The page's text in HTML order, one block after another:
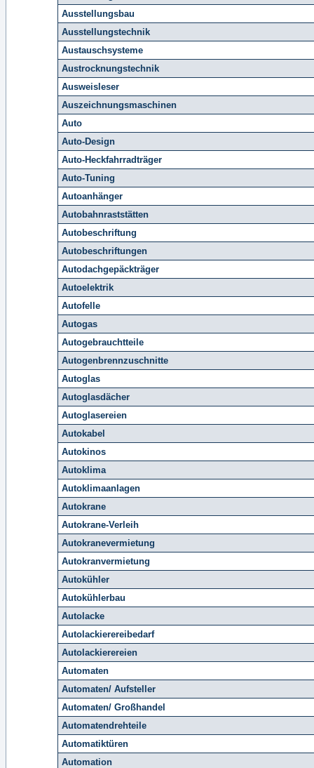
Ausstellungsbau
Ausstellungstechnik
Austauschsysteme
Austrocknungstechnik
Ausweisleser
Auszeichnungsmaschinen
Auto
Auto-Design
Auto-Heckfahrradträger
Auto-Tuning
Autoanhänger
Autobahnraststätten
Autobeschriftung
Autobeschriftungen
Autodachgepäckträger
Autoelektrik
Autofelle
Autogas
Autogebrauchtteile
Autogenbrennzuschnitte
Autoglas
Autoglasdächer
Autoglasereien
Autokabel
Autokinos
Autoklima
Autoklimaanlagen
Autokrane
Autokrane-Verleih
Autokranevermietung
Autokranvermietung
Autokühler
Autokühlerbau
Autolacke
Autolackierereibedarf
Autolackierereien
Automaten
Automaten/ Aufsteller
Automaten/ Großhandel
Automatendrehteile
Automatiktüren
Automation